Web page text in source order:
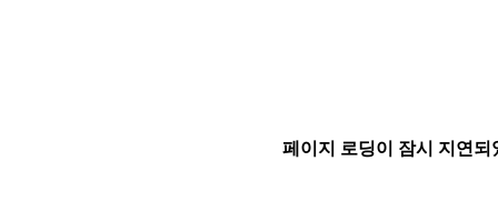
페이지 로딩이 잠시 지연